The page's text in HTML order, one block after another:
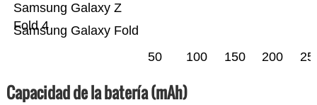
Samsung Galaxy Fold
Samsung Galaxy Z
Fold 4
50 100 150 200
Capacidad de la batería (mAh)